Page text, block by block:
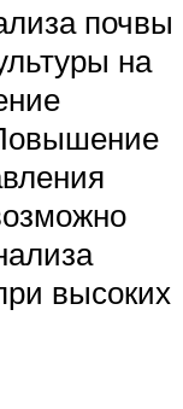
почвы
на
высоких